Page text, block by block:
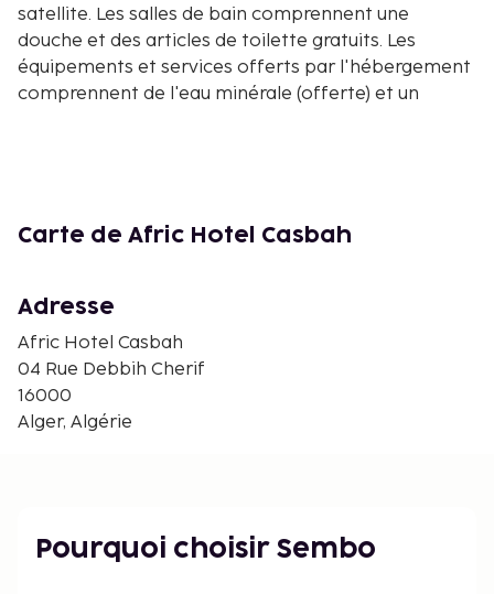
satellite. Les salles de bain comprennent une
douche et des articles de toilette gratuits. Les
équipements et services offerts par l'hébergement
comprennent de l'eau minérale (offerte) et un
Mosquée Ibn Badis - 0,4 km
Mosquée Ketchaoua - 0,6 km
Dar Aziza Bent el-Bey - 0,7 km
Palais du Dey - 0,7 km
Place de l'Emir Abdelkader - 0,7 km
Place de Martyrs - 0,7 km
Djemma Ali Bitchine - 0,9 km
Carte de Afric Hotel Casbah
Adresse
Afric Hotel Casbah
04 Rue Debbih Cherif
16000
Alger, Algérie
Pourquoi choisir Sembo